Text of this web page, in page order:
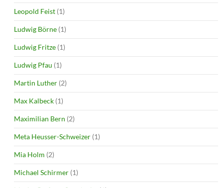
Leopold Feist (1)
Ludwig Börne (1)
Ludwig Fritze (1)
Ludwig Pfau (1)
Martin Luther (2)
Max Kalbeck (1)
Maximilian Bern (2)
Meta Heusser-Schweizer (1)
Mia Holm (2)
Michael Schirmer (1)